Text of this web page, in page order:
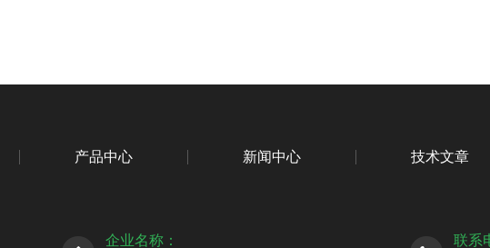
产品中心 新闻中心 技术文章
企业名称： 联系